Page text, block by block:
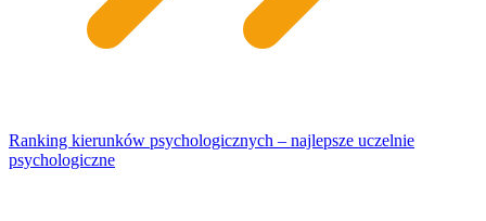
Ranking kierunków psychologicznych – najlepsze uczelnie
psychologiczne